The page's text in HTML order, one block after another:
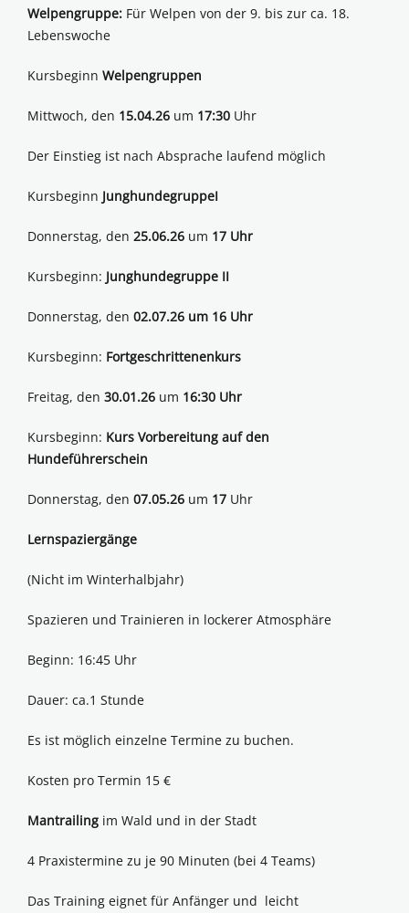
Welpengruppe: Für Welpen von der 9. bis zur ca. 18.
Lebenswoche
Kursbeginn Welpengruppen
Mittwoch, den 15.04.26 um 17:30 Uhr
Der Einstieg ist nach Absprache laufend möglich
Kursbeginn JunghundegruppeI
Donnerstag, den 25.06.26 um 17 Uhr
Kursbeginn: Junghundegruppe II
Donnerstag, den 02.07.26 um 16 Uhr
Kursbeginn: Fortgeschrittenenkurs
Freitag, den 30.01.26 um 16:30 Uhr
Kursbeginn: Kurs Vorbereitung auf den
Hundeführerschein
Donnerstag, den 07.05.26 um 17 Uhr
Lernspaziergänge
(Nicht im Winterhalbjahr)
Spazieren und Trainieren in lockerer Atmosphäre
Beginn: 16:45 Uhr
Dauer: ca.1 Stunde
Es ist möglich einzelne Termine zu buchen.
Kosten pro Termin 15 €
Mantrailing im Wald und in der Stadt
4 Praxistermine zu je 90 Minuten (bei 4 Teams)
Das Training eignet für Anfänger und leicht